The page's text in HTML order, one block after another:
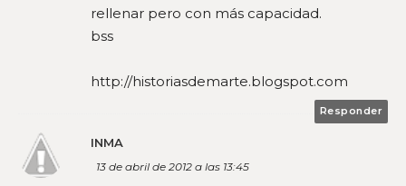
rellenar pero con más capacidad.
bss
http://historiasdemarte.blogspot.com
Responder
INMA
13 de abril de 2012 a las 13:45